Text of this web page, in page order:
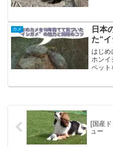
いず
カメ
日本
た“
はじめ
ホンイ
ペット
[国産
ュー